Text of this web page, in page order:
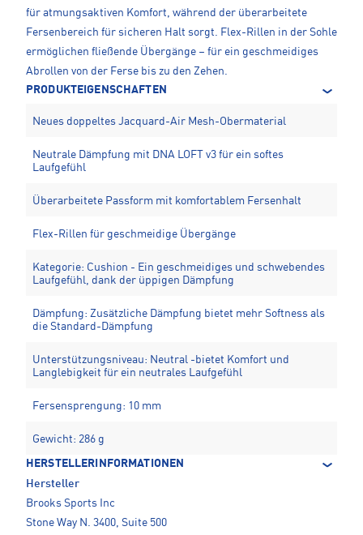
für atmungsaktiven Komfort, während der überarbeitete
Fersenbereich für sicheren Halt sorgt. Flex-Rillen in der Sohle
ermöglichen fließende Übergänge – für ein geschmeidiges
Abrollen von der Ferse bis zu den Zehen.
PRODUKTEIGENSCHAFTEN
Neues doppeltes Jacquard-Air Mesh-Obermaterial
Neutrale Dämpfung mit DNA LOFT v3 für ein softes
Laufgefühl
Überarbeitete Passform mit komfortablem Fersenhalt
Flex-Rillen für geschmeidige Übergänge
Kategorie: Cushion - Ein geschmeidiges und schwebendes
Laufgefühl, dank der üppigen Dämpfung
Dämpfung: Zusätzliche Dämpfung bietet mehr Softness als
die Standard-Dämpfung
Unterstützungsniveau: Neutral -bietet Komfort und
Langlebigkeit für ein neutrales Laufgefühl
Fersensprengung: 10 mm
Gewicht: 286 g
HERSTELLERINFORMATIONEN
Hersteller
Brooks Sports Inc
Stone Way N. 3400, Suite 500